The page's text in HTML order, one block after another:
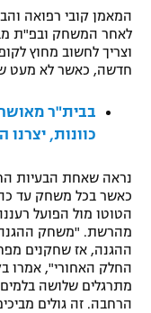
תנאי שימוש
מדיניות פרטיות
הצטרפות לחבילת
לוח דרושים – ג'ובנט
אומנויות לחימה
גיימינג E-Sports
המאמן קובי רפואה
לאחר המשחק ובפ"ת
וצריך לחשוב מחוץ
חדשה, כאשר לא מעט
בבית"ר
כוונות,
נראה שאחת הבעיות
כאשר בכל משחק עד
הטוטו מול הפועל
מהרשת. "משחק ההגנה
ההגנה, אז שחקנים
החלק האחורי", אמרו
מתרגלים שלושה
הרחבה. זה גולים